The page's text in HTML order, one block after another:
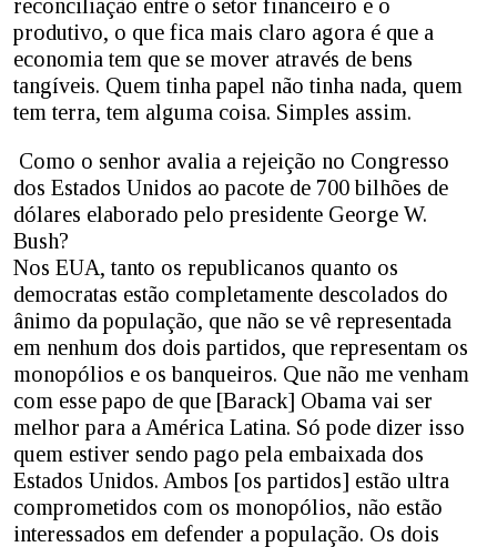
reconciliação entre o setor financeiro e o
produtivo, o que fica mais claro agora é que a
economia tem que se mover através de bens
tangíveis. Quem tinha papel não tinha nada, quem
tem terra, tem alguma coisa. Simples assim.
Como o senhor avalia a rejeição no Congresso
dos Estados Unidos ao pacote de 700 bilhões de
dólares elaborado pelo presidente George W.
Bush?
Nos EUA, tanto os republicanos quanto os
democratas estão completamente descolados do
ânimo da população, que não se vê representada
em nenhum dos dois partidos, que representam os
monopólios e os banqueiros. Que não me venham
com esse papo de que [Barack] Obama vai ser
melhor para a América Latina. Só pode dizer isso
quem estiver sendo pago pela embaixada dos
Estados Unidos. Ambos [os partidos] estão ultra
comprometidos com os monopólios, não estão
interessados em defender a população. Os dois